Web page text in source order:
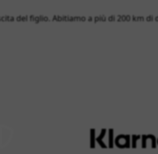
del figlio. Abitiamo a più di 200 km di